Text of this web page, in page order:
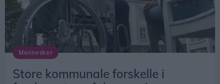
Mennesker
Store kommunale forskelle i